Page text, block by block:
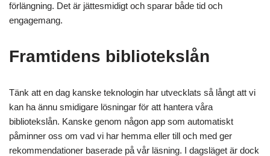
förlängning. Det är jättesmidigt och sparar både tid och
engagemang.
Framtidens bibliotekslån
Tänk att en dag kanske teknologin har utvecklats så långt att vi
kan ha ännu smidigare lösningar för att hantera våra
bibliotekslån. Kanske genom någon app som automatiskt
påminner oss om vad vi har hemma eller till och med ger
rekommendationer baserade på vår läsning. I dagsläget är dock